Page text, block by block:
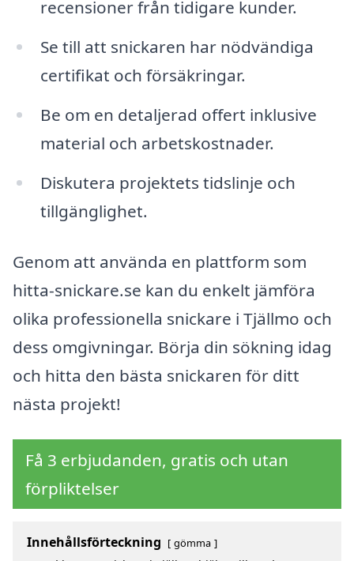
recensioner från tidigare kunder.
Se till att snickaren har nödvändiga
certifikat och försäkringar.
Be om en detaljerad offert inklusive
material och arbetskostnader.
Diskutera projektets tidslinje och
tillgänglighet.
Genom att använda en plattform som
hitta-snickare.se kan du enkelt jämföra
olika professionella snickare i Tjällmo och
dess omgivningar. Börja din sökning idag
och hitta den bästa snickaren för ditt
nästa projekt!
Få 3 erbjudanden, gratis och utan
förpliktelser
Innehållsförteckning gömma